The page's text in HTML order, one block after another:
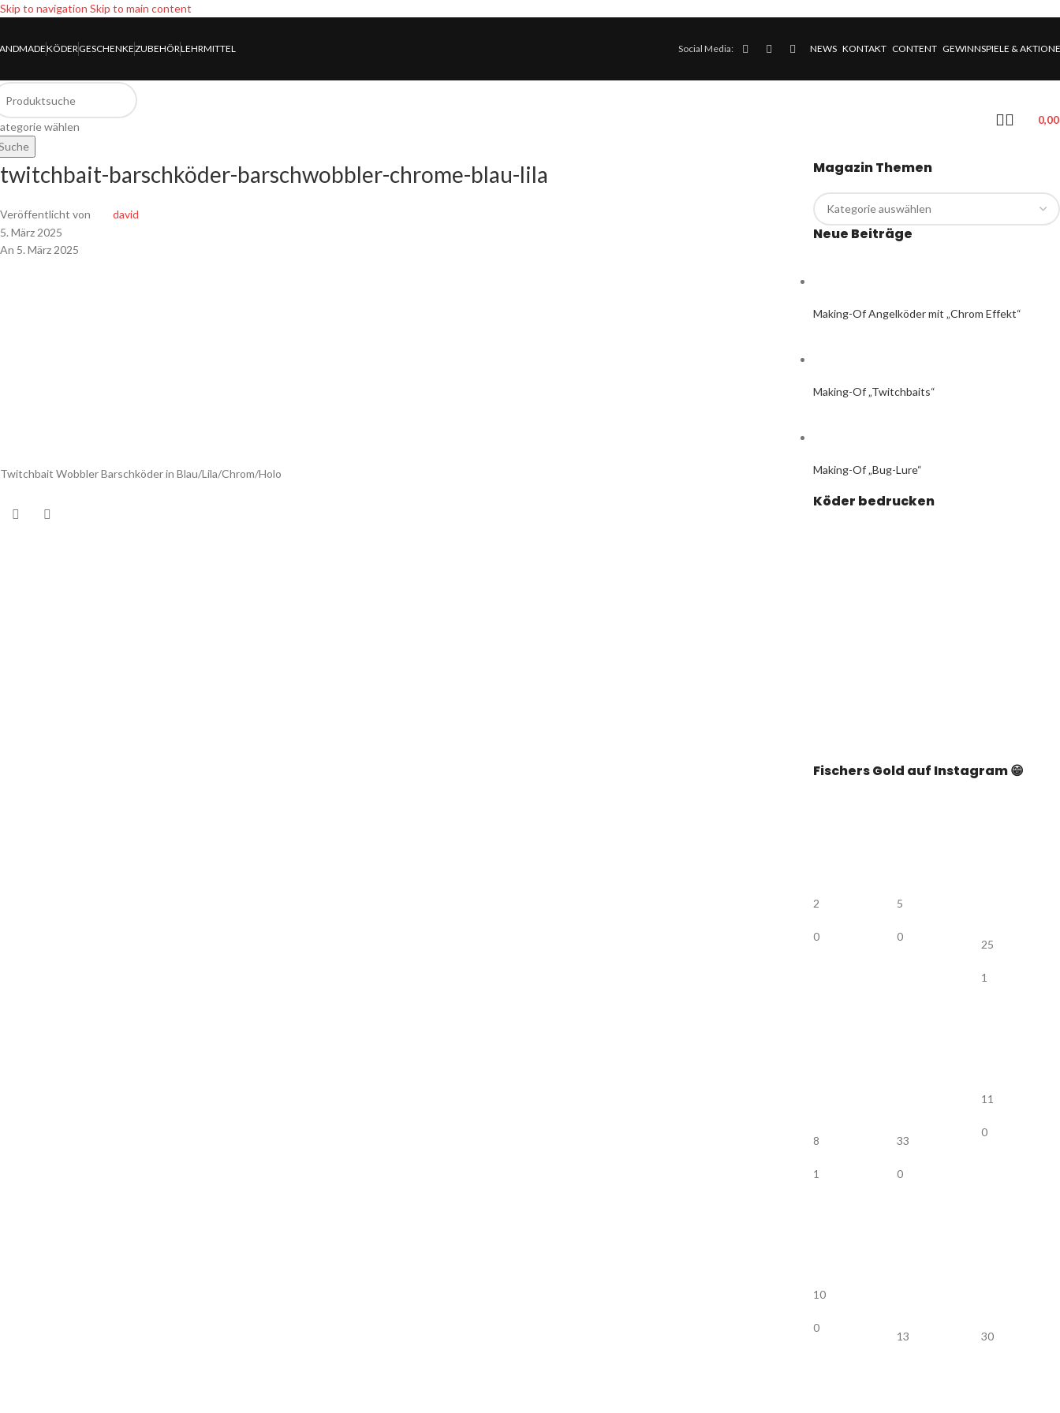
Skip to navigation Skip to main content
KÖDERGESCHENKEZUBEHÖRLEHRMITTEL Social Media: NEWS KONTAKT CONTENT GEWINNSPIELE &
wählen
twitchbait-barschköder-barschwobbler-chrome-blau-lila
Veröffentlicht von
david
5. März 2025
An 5. März 2025
Twitchbait Wobbler Barschköder in Blau/Lila/Chrom/Holo
Magazin Themen
Neue Beiträge
Making-Of Angelköder mit „Chrom Effekt“
Making-Of „Twitchbaits“
Making-Of „Bug-Lure“
Köder bedrucken
Fischers Gold auf Instagram 😁
2
0
5
0
25
1
8
1
33
0
11
0
10
0
13 30